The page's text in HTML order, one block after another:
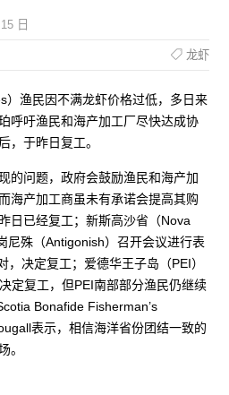
日
龙虾
）渔民因不满龙虾价格过低，多日来
呼吁渔民和海产加工厂尽快达成协
，于昨日复工。
的问题，政府会鼓励渔民和海产加
海产加工商虽未有承诺会提高其购
日已经复工；新斯高沙省（Nova
尼殊（Antigonish）召开会议进行表
决定复工；爱德华王子岛（PEI）
定复工，但PEI南部部分渔民仍继续
Bonafide Fisherman’s
表示，相信海洋省份团结一致的
。